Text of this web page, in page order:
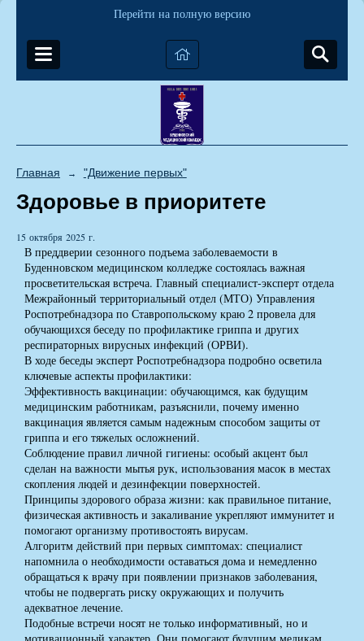
Перейти на полную версию
Главная → "Движение первых"
Здоровье в приоритете
15 октября 2025 г.
В преддверии сезонного подъема заболеваемости в
Буденновском медицинском колледже состоялась важная
просветительская встреча. Главный специалист-эксперт отдела
Межрайонный территориальный отдел (МТО) Управления
Роспотребнадзора по Ставропольскому краю 2 провела для
обучающихся беседу по профилактике гриппа и других
респираторных вирусных инфекций (ОРВИ).
В ходе беседы эксперт Роспотребнадзора подробно осветила
ключевые аспекты профилактики:
Эффективность вакцинации: обучающимся, как будущим
медицинским работникам, разъяснили, почему именно
вакцинация является самым надежным способом защиты от
гриппа и его тяжелых осложнений.
Соблюдение правил личной гигиены: особый акцент был
сделан на важности мытья рук, использования масок в местах
скопления людей и дезинфекции поверхностей.
Принципы здорового образа жизни: как правильное питание,
физическая активность и закаливание укрепляют иммунитет и
помогают организму противостоять вирусам.
Алгоритм действий при первых симптомах: специалист
напомнила о необходимости оставаться дома и немедленно
обращаться к врачу при появлении признаков заболевания,
чтобы не подвергать риску окружающих и получить
адекватное лечение.
Подобные встречи носят не только информативный, но и